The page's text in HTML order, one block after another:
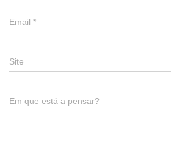
Email *
Site
Em que está a pensar?